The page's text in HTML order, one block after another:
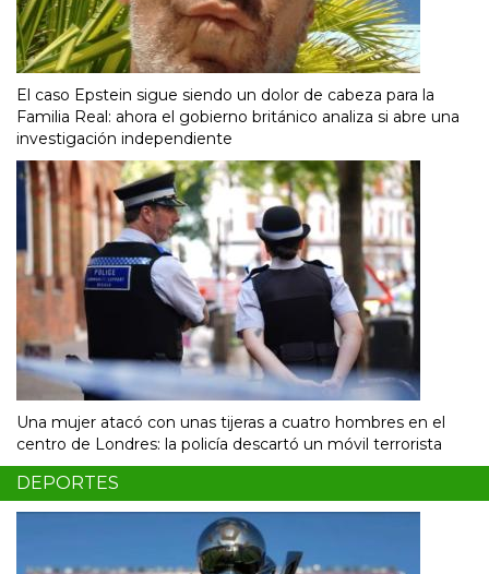
El caso Epstein sigue siendo un dolor de cabeza para la
Familia Real: ahora el gobierno británico analiza si abre una
investigación independiente
Una mujer atacó con unas tijeras a cuatro hombres en el
centro de Londres: la policía descartó un móvil terrorista
DEPORTES